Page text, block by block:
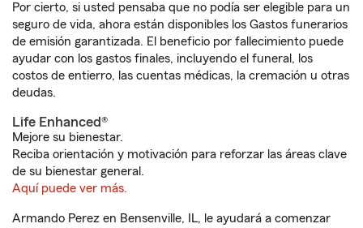
Por cierto, si usted pensaba que no podía ser elegible para un
seguro de vida, ahora están disponibles los Gastos funerarios
de emisión garantizada. El beneficio por fallecimiento puede
ayudar con los gastos finales, incluyendo el funeral, los
costos de entierro, las cuentas médicas, la cremación u otras
deudas.
Life Enhanced®
Mejore su bienestar.
Reciba orientación y motivación para reforzar las áreas clave
de su bienestar general.
Aquí puede ver más.
Armando Perez en Bensenville, IL, le ayudará a comenzar